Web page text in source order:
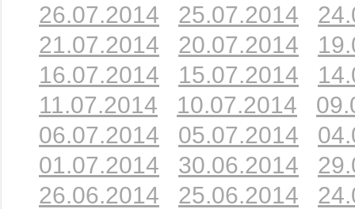
26.07.2014
25.07.2014
21.07.2014
20.07.2014
16.07.2014
15.07.2014
11.07.2014
10.07.2014
06.07.2014
05.07.2014
01.07.2014
30.06.2014
26.06.2014
25.06.2014